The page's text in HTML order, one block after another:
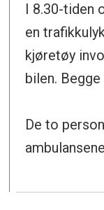
I 8.30-tiden
en
kjøretøy
bilen.
De to